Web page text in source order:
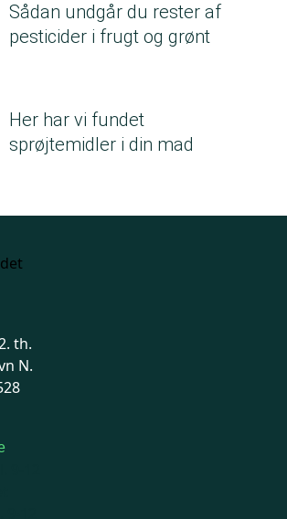
Sådan undgår du rester af
pesticider i frugt og grønt
Her har vi fundet
sprøjtemidler i din mad
th.
N.